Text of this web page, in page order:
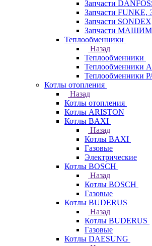
Запчасти
Запчасти FUNKE,
Запчасти
Запчасти
Теплообменники
Назад
Теплообменники
Котлы отопления
Назад
Котлы отопления
Котлы ARISTON
Котлы BAXI
Назад
Котлы BAXI
Газовые
Электрические
Котлы BOSCH
Назад
Котлы BOSCH
Газовые
Котлы BUDERUS
Назад
Котлы BUDERUS
Газовые
Котлы DAESUNG